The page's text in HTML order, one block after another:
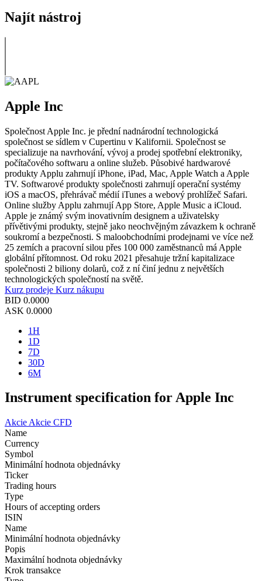
Najít nástroj
Apple Inc
Společnost Apple Inc. je přední nadnárodní technologická
společnost se sídlem v Cupertinu v Kalifornii. Společnost se
specializuje na navrhování, vývoj a prodej spotřební elektroniky,
počítačového softwaru a online služeb. Působivé hardwarové
produkty Applu zahrnují iPhone, iPad, Mac, Apple Watch a Apple
TV. Softwarové produkty společnosti zahrnují operační systémy
iOS a macOS, přehrávač médií iTunes a webový prohlížeč Safari.
Online služby Applu zahrnují App Store, Apple Music a iCloud.
Apple je známý svým inovativním designem a uživatelsky
přívětivými produkty, stejně jako neochvějným závazkem k ochraně
soukromí a bezpečnosti. S maloobchodními prodejnami ve více než
25 zemích a pracovní silou přes 100 000 zaměstnanců má Apple
globální přítomnost. Od roku 2021 přesahuje tržní kapitalizace
společnosti 2 biliony dolarů, což z ní činí jednu z největších
technologických společností na světě.
Kurz prodeje Kurz nákupu
BID 0.0000
ASK 0.0000
1H
1D
7D
30D
6M
Instrument specification for Apple Inc
Akcie Akcie CFD
Name
Currency
Symbol
Minimální hodnota objednávky
Ticker
Trading hours
Type
Hours of accepting orders
ISIN
Name
Minimální hodnota objednávky
Popis
Maximální hodnota objednávky
Krok transakce